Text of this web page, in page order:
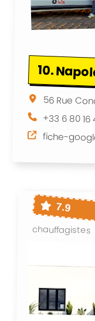
10.
56 Rue
+33 6 80 16
fiche-
7.9
chauffagistes